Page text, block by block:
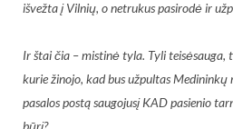
išvežta į Vilnių, o netrukus pasirodė ir
Ir štai čia – mistinė tyla. Tyli teisėsauga,
kurie žinojo, kad bus užpultas
pasalos postą saugojusį KAD pasienio
būrį?